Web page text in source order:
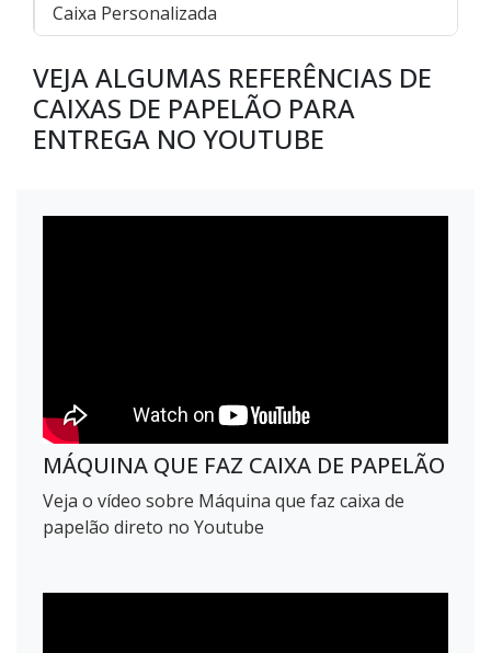
Caixa Personalizada
VEJA ALGUMAS REFERÊNCIAS DE
CAIXAS DE PAPELÃO PARA
ENTREGA NO YOUTUBE
MÁQUINA QUE FAZ CAIXA DE PAPELÃO
Veja o vídeo sobre Máquina que faz caixa de
papelão direto no Youtube